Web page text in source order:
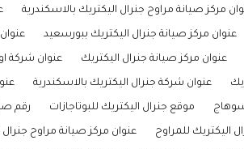
مركز صيانة مراوح جنرال اليكتريك بالاسكندرية
عنوان مركز صيانة جنرال اليكتريك ببورسعيد
عنوان مركز صيانة جنرال اليكتريك عنوان شركة
عنوان شركة جنرال اليكتريك بالاسكندرية
سوهاج موقع جنرال اليكتريك للبوتاجازات رقم
اليكتريك للمراوح عنوان مركز صيانة مراوح